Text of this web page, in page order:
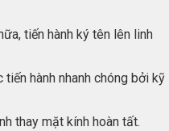
tiến hành ký tên lên linh
hành nhanh chóng bởi kỹ
thay mặt kính hoàn tất.